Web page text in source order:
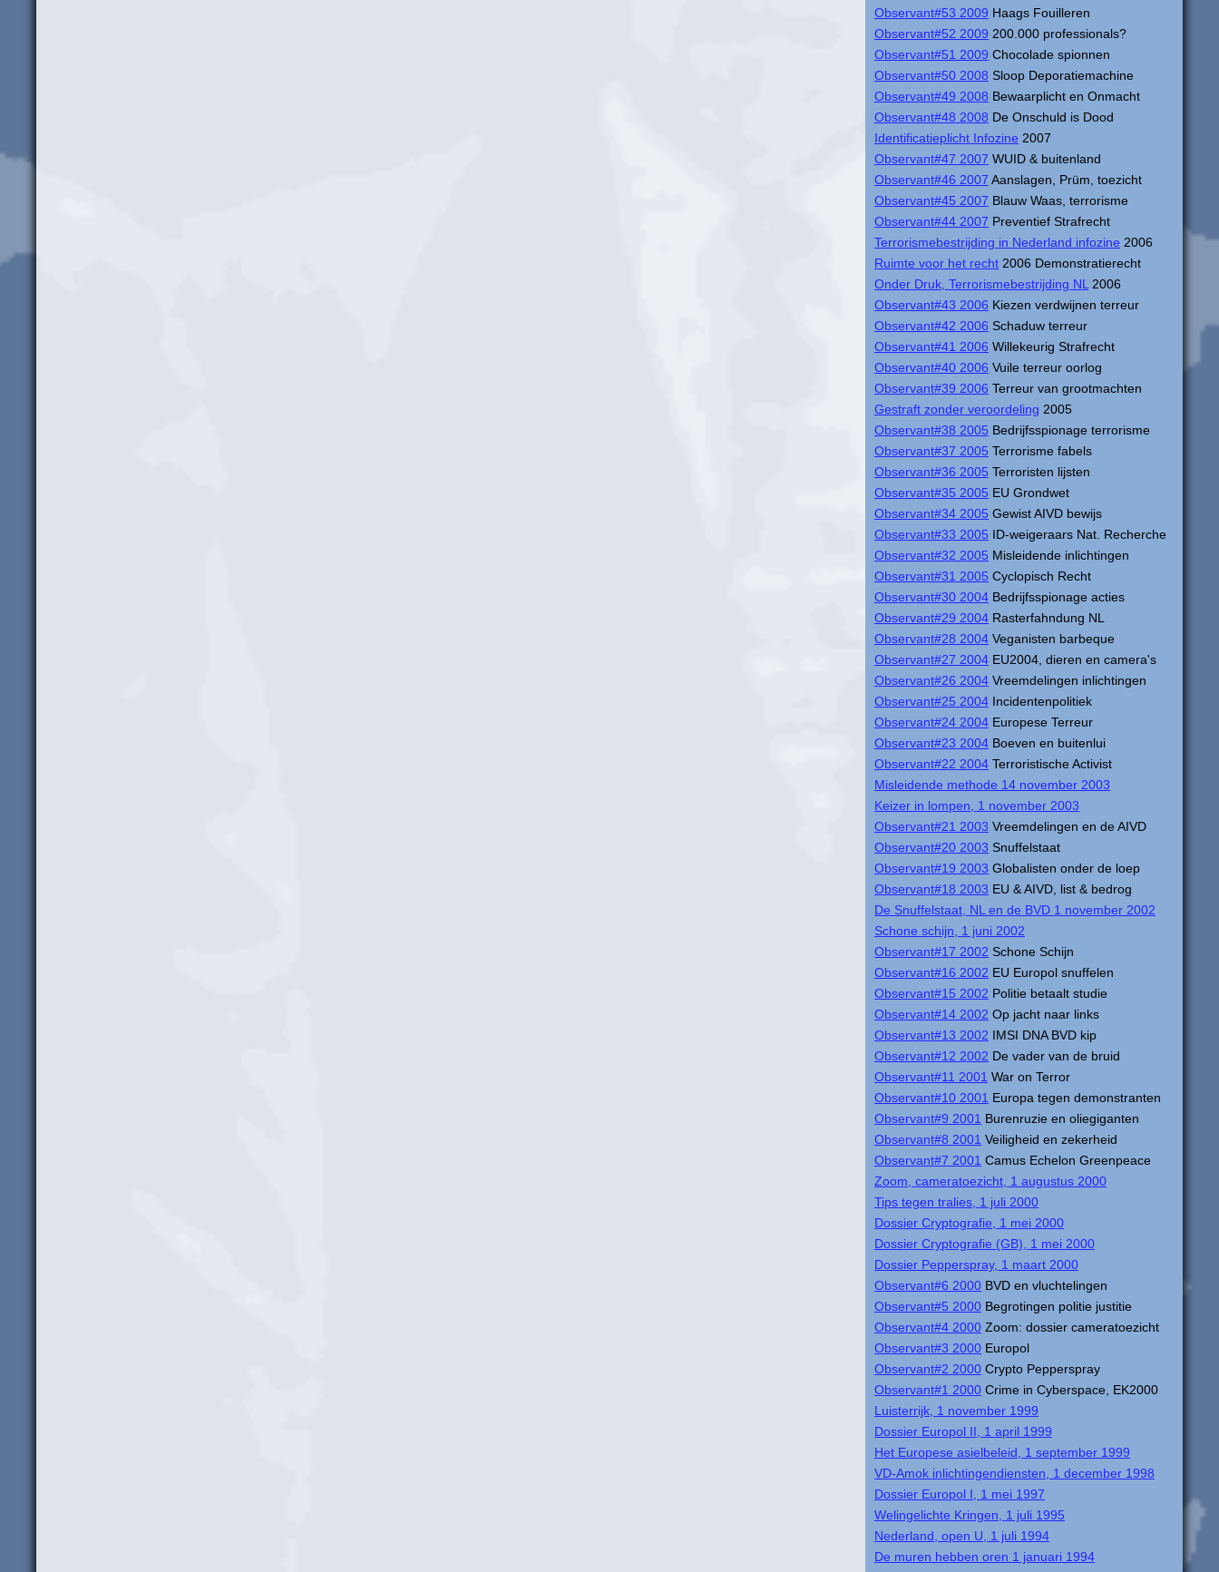
Observant#53 2009 Haags Fouilleren
Observant#52 2009 200.000 professionals?
Observant#51 2009 Chocolade spionnen
Observant#50 2008 Sloop Deporatiemachine
Observant#49 2008 Bewaarplicht en Onmacht
Observant#48 2008 De Onschuld is Dood
Identificatieplicht Infozine 2007
Observant#47 2007 WUID & buitenland
Observant#46 2007 Aanslagen, Prüm, toezicht
Observant#45 2007 Blauw Waas, terrorisme
Observant#44 2007 Preventief Strafrecht
Terrorismebestrijding in Nederland infozine 2006
Ruimte voor het recht 2006 Demonstratierecht
Onder Druk, Terrorismebestrijding NL 2006
Observant#43 2006 Kiezen verdwijnen terreur
Observant#42 2006 Schaduw terreur
Observant#41 2006 Willekeurig Strafrecht
Observant#40 2006 Vuile terreur oorlog
Observant#39 2006 Terreur van grootmachten
Gestraft zonder veroordeling 2005
Observant#38 2005 Bedrijfsspionage terrorisme
Observant#37 2005 Terrorisme fabels
Observant#36 2005 Terroristen lijsten
Observant#35 2005 EU Grondwet
Observant#34 2005 Gewist AIVD bewijs
Observant#33 2005 ID-weigeraars Nat. Recherche
Observant#32 2005 Misleidende inlichtingen
Observant#31 2005 Cyclopisch Recht
Observant#30 2004 Bedrijfsspionage acties
Observant#29 2004 Rasterfahndung NL
Observant#28 2004 Veganisten barbeque
Observant#27 2004 EU2004, dieren en camera's
Observant#26 2004 Vreemdelingen inlichtingen
Observant#25 2004 Incidentenpolitiek
Observant#24 2004 Europese Terreur
Observant#23 2004 Boeven en buitenlui
Observant#22 2004 Terroristische Activist
Misleidende methode 14 november 2003
Keizer in lompen, 1 november 2003
Observant#21 2003 Vreemdelingen en de AIVD
Observant#20 2003 Snuffelstaat
Observant#19 2003 Globalisten onder de loep
Observant#18 2003 EU & AIVD, list & bedrog
De Snuffelstaat, NL en de BVD 1 november 2002
Schone schijn, 1 juni 2002
Observant#17 2002 Schone Schijn
Observant#16 2002 EU Europol snuffelen
Observant#15 2002 Politie betaalt studie
Observant#14 2002 Op jacht naar links
Observant#13 2002 IMSI DNA BVD kip
Observant#12 2002 De vader van de bruid
Observant#11 2001 War on Terror
Observant#10 2001 Europa tegen demonstranten
Observant#9 2001 Burenruzie en oliegiganten
Observant#8 2001 Veiligheid en zekerheid
Observant#7 2001 Camus Echelon Greenpeace
Zoom, cameratoezicht, 1 augustus 2000
Tips tegen tralies, 1 juli 2000
Dossier Cryptografie, 1 mei 2000
Dossier Cryptografie (GB), 1 mei 2000
Dossier Pepperspray, 1 maart 2000
Observant#6 2000 BVD en vluchtelingen
Observant#5 2000 Begrotingen politie justitie
Observant#4 2000 Zoom: dossier cameratoezicht
Observant#3 2000 Europol
Observant#2 2000 Crypto Pepperspray
Observant#1 2000 Crime in Cyberspace, EK2000
Luisterrijk, 1 november 1999
Dossier Europol II, 1 april 1999
Het Europese asielbeleid, 1 september 1999
VD-Amok inlichtingendiensten, 1 december 1998
Dossier Europol I, 1 mei 1997
Welingelichte Kringen, 1 juli 1995
Nederland, open U, 1 juli 1994
De muren hebben oren 1 januari 1994